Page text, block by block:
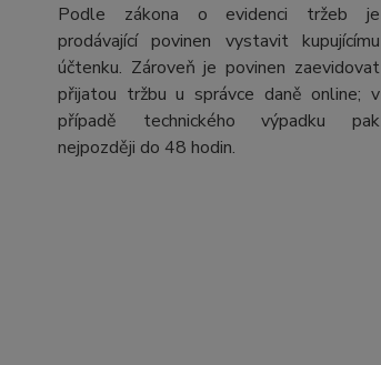
Podle zákona o evidenci tržeb je
prodávající povinen vystavit kupujícímu
účtenku. Zároveň je povinen zaevidovat
přijatou tržbu u správce daně online; v
případě technického výpadku pak
nejpozději do 48 hodin.